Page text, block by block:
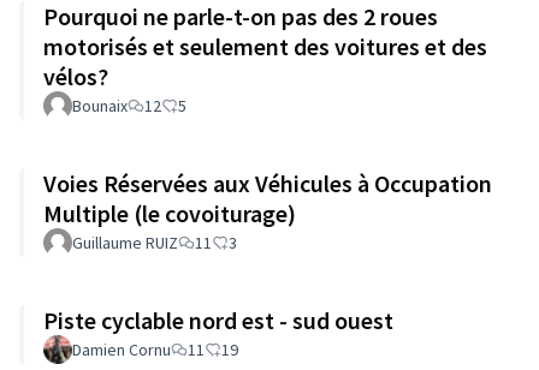
Pourquoi ne parle-t-on pas des 2 roues
motorisés et seulement des voitures et des
vélos?
Bounaix 12 5
Voies Réservées aux Véhicules à Occupation
Multiple (le covoiturage)
Guillaume RUIZ 11 3
Piste cyclable nord est - sud ouest
Damien Cornu 11 19